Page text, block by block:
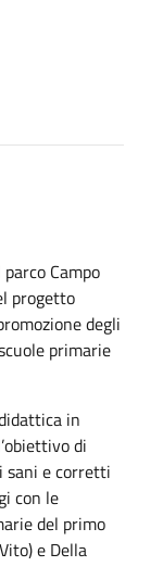
Campo
progetto
degli
primarie
in
di
sani e corretti
con le
del primo
e Della